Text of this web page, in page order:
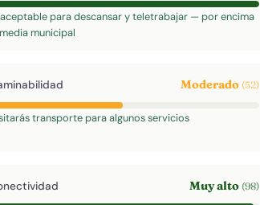
para descansar y teletrabajar — por encima
municipal
Moderado (52)
transporte para algunos servicios
Muy alto (98)